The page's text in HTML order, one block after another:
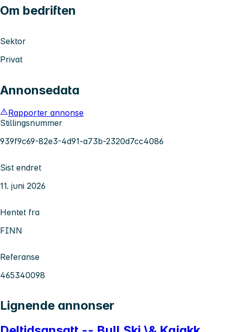
Om bedriften
Sektor
Privat
Annonsedata
Rapporter annonse
Stillingsnummer
939f9c69-82e3-4d91-a73b-2320d7cc4086
Sist endret
11. juni 2026
Hentet fra
FINN
Referanse
465340098
Lignende annonser